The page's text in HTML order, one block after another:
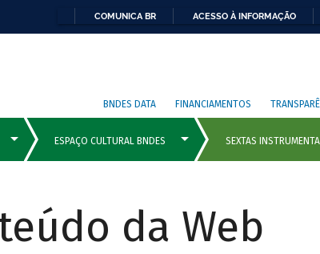
COMUNICA BR ACESSO À INFORMAÇÃO
BNDES DATA FINANCIAMENTOS
da Web